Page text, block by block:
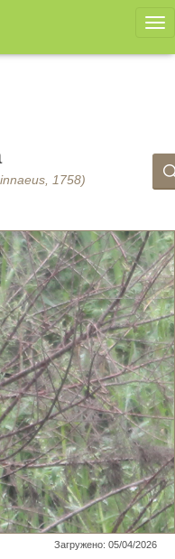
1758)
Загружено: 05/04/2026